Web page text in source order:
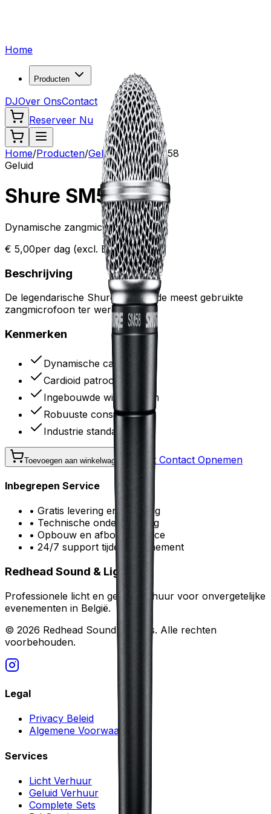
Home
Producten
DJOver OnsContact
Reserveer Nu
Home/Producten/Geluid/Shure SM58
Geluid
Shure SM58
Dynamische zangmicrofoon
€ 5,00per dag (excl. BTW)
Beschrijving
De legendarische Shure SM58 - de meest gebruikte
zangmicrofoon ter wereld.
Kenmerken
Dynamische capsule
Cardioid patroon
Ingebouwde windscherm
Robuuste constructie
Industrie standaard
Toevoegen aan winkelwagen Direct Contact Opnemen
Inbegrepen Service
• Gratis levering en ophaling
• Technische ondersteuning
• Opbouw en afbouw service
• 24/7 support tijdens evenement
Redhead Sound & Lights
Professionele licht en geluid verhuur voor onvergetelijke
evenementen in België.
© 2026 Redhead Sound & Lights. Alle rechten
voorbehouden.
Legal
Privacy Beleid
Algemene Voorwaarden
Services
Licht Verhuur
Geluid Verhuur
Complete Sets